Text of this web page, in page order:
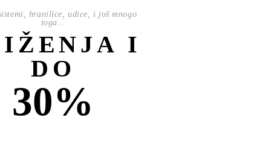
hranilice, udice, i još mnogo
toga...
I
DO
30%